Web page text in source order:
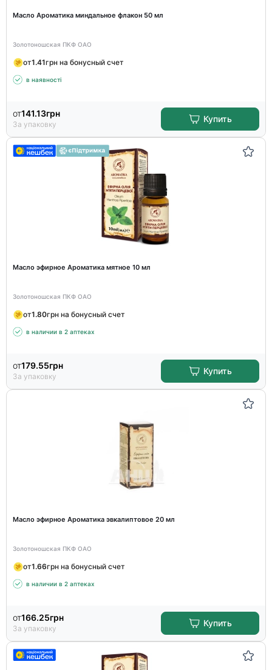
Масло Ароматика миндальное флакон 50 мл
Золотоношская ПКФ ОАО
от1.41грн на бонусный счет
в наявності
от141.13грн
За упаковку
Купить
Масло эфирное Ароматика мятное 10 мл
Золотоношская ПКФ ОАО
от1.80грн на бонусный счет
в наличии в 2 аптеках
от179.55грн
За упаковку
Купить
Масло эфирное Ароматика эвкалиптовое 20 мл
Золотоношская ПКФ ОАО
от1.66грн на бонусный счет
в наличии в 2 аптеках
от166.25грн
За упаковку
Купить